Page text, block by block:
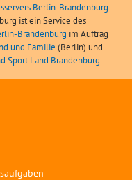
Berlin-Brandenburg.
ist ein Service des
Brandenburg im Auftrag
und Familie (Berlin) und
Sport Land Brandenburg.